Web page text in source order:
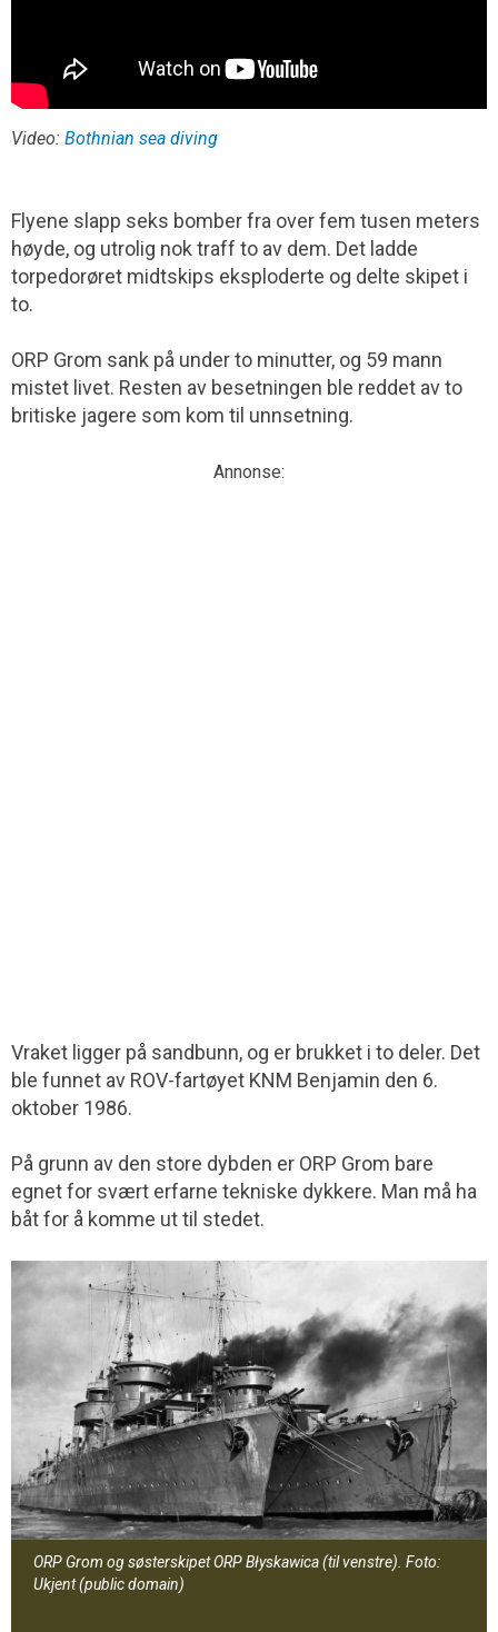
Video: Bothnian sea diving
Flyene slapp seks bomber fra over fem tusen meters
høyde, og utrolig nok traff to av dem. Det ladde
torpedorøret midtskips eksploderte og delte skipet i
to.
ORP Grom sank på under to minutter, og 59 mann
mistet livet. Resten av besetningen ble reddet av to
britiske jagere som kom til unnsetning.
Annonse:
Vraket ligger på sandbunn, og er brukket i to deler. Det
ble funnet av ROV-fartøyet KNM Benjamin den 6.
oktober 1986.
På grunn av den store dybden er ORP Grom bare
egnet for svært erfarne tekniske dykkere. Man må ha
båt for å komme ut til stedet.
ORP Grom og søsterskipet ORP Błyskawica (til venstre). Foto:
Ukjent(public domain)